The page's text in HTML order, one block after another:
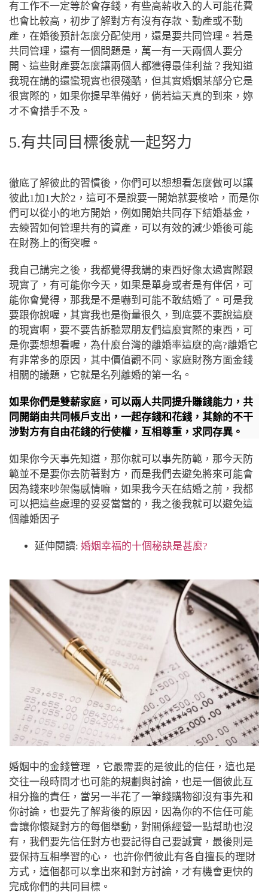
有工作不一定等於會存錢，有些高薪收入的人可能花費
也會比較高，初步了解對方有沒有存款、動產或不動
產，在婚後預計怎麼分配使用，還是要共同管理。若是
共同管理，還有一個問題是，萬一有一天兩個人要分
開、這些財產要怎麼讓兩個人都獲得最佳利益？我知道
我現在講的還蠻現實也很殘酷，但其實婚姻某部分它是
很實際的，如果你提早準備好，倘若這天真的到來，妳
才不會措手不及。
5.有共同目標後就一起努力
徹底了解彼此的習慣後，你們可以想想看怎麼做可以讓
彼此1加1大於2，這可不是說要一開始就要梭哈，而是你
們可以從小的地方開始，例如開始共同存下結婚基金，
去練習如何管理共有的資產，可以有效的減少婚後可能
在財務上的衝突喔。
我自己講完之後，我都覺得我講的東西好像太過實際跟
現實了，有可能你今天，如果是單身或者是有伴侶，可
能你會覺得，那我是不是嚇到可能不敢結婚了。可是我
要跟你說喔，其實我也是衡量很久，到底要不要說這麼
的現實啊，要不要告訴聽眾朋友們這麼實際的東西，可
是你要想想看喔，為什麼台灣的離婚率這麼的高?離婚它
有非常多的原因，其中價值觀不同、家庭財務方面金錢
相關的議題，它就是名列離婚的第一名。
如果你們是雙薪家庭，可以兩人共同提升賺錢能力，共
同開銷由共同帳戶支出，一起存錢和花錢，其餘的不干
涉對方有自由花錢的行使權，互相尊重，求同存異。
如果你今天事先知道，那你就可以事先防範，那今天防
範並不是要你去防著對方，而是我們去避免將來可能會
因為錢來吵架傷感情嘛，如果我今天在結婚之前，我都
可以把這些處理的妥妥當當的，我之後我就可以避免這
個離婚因子
延伸閱讀: 婚姻幸福的十個秘訣是甚麼?
婚姻中的金錢管理 ，它最需要的是彼此的信任，這也是
交往一段時間才也可能的規劃與討論，也是一個彼此互
相分擔的責任，當另一半花了一筆錢購物卻沒有事先和
你討論，也要先了解背後的原因，因為你的不信任可能
會讓你懷疑對方的每個舉動，對關係經營一點幫助也沒
有，我們要先信任對方也要記得自己要誠實，最後則是
要保持互相學習的心， 也許你們彼此有各自擅長的理財
方式，這個都可以拿出來和對方討論，才有機會更快的
完成你們的共同目標。